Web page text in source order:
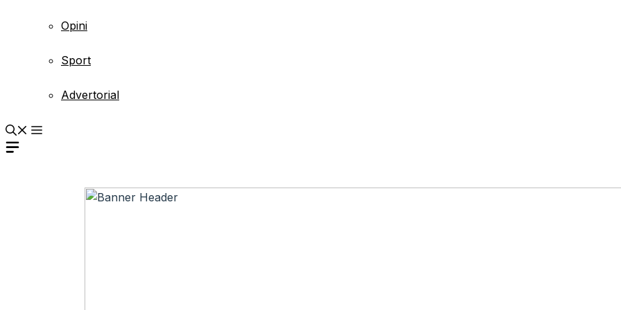
Opini
Sport
Advertorial